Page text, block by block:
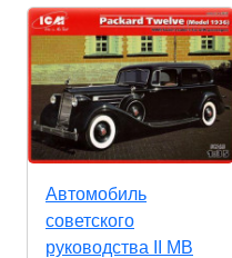
Автомобиль
советского
руководства II МВ